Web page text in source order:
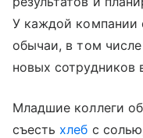
У каждой компании
обычаи, в том
новых сотрудников
Младшие коллеги
съесть хлеб с